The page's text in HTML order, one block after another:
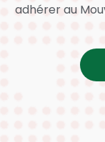
adhérer au